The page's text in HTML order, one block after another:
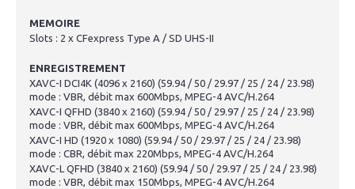
MEMOIRE
Slots : 2 x CFexpress Type A / SD UHS-II
ENREGISTREMENT
XAVC-I DCI4K (4096 x 2160) (59.94 / 50 / 29.97 / 25 / 24 / 23.98)
mode : VBR, débit max 600Mbps, MPEG-4 AVC/H.264
XAVC-I QFHD (3840 x 2160) (59.94 / 50 / 29.97 / 25 / 24 / 23.98)
mode : VBR, débit max 600Mbps, MPEG-4 AVC/H.264
XAVC-I HD (1920 x 1080) (59.94 / 50 / 29.97 / 25 / 24 / 23.98)
mode : CBR, débit max 220Mbps, MPEG-4 AVC/H.264
XAVC-L QFHD (3840 x 2160) (59.94 / 50 / 29.97 / 25 / 24 / 23.98)
mode : VBR, débit max 150Mbps, MPEG-4 AVC/H.264